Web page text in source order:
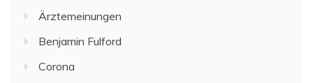
Ärztemeinungen
Benjamin Fulford
Corona